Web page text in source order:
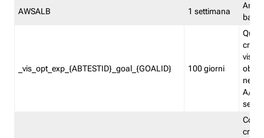
AWSALB 1 settimana
_vis_opt_exp_{ABTESTID}_goal_{GOALID} 100 giorni
nel
A/B.